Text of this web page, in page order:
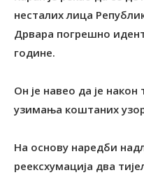
несталих лица
Дрвара погрешно
године.
Он је навео да је
узимања коштаних
На основу наредби
реексхумација два